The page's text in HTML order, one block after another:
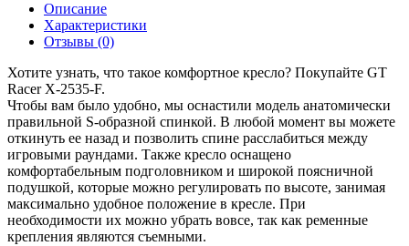
Описание
Характеристики
Отзывы (0)
Хотите узнать, что такое комфортное кресло? Покупайте GT
Racer X-2535-F.
Чтобы вам было удобно, мы оснастили модель анатомически
правильной S-образной спинкой. В любой момент вы можете
откинуть ее назад и позволить спине расслабиться между
игровыми раундами. Также кресло оснащено
комфортабельным подголовником и широкой поясничной
подушкой, которые можно регулировать по высоте, занимая
максимально удобное положение в кресле. При
необходимости их можно убрать вовсе, так как ременные
крепления являются съемными.